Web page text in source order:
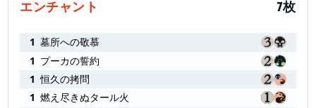
エンチャント 7枚
1 墓所への敬慕
1 プーカの誓約
1 恒久の拷問
1 燃え尽きぬタール火